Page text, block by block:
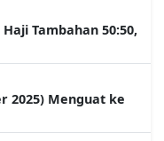
Tambahan 50:50,
2025) Menguat ke